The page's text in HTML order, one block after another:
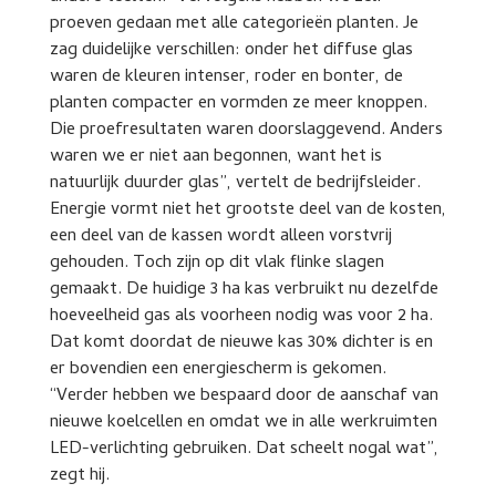
proeven gedaan met alle categorieën planten. Je
zag duidelijke verschillen: onder het diffuse glas
waren de kleuren intenser, roder en bonter, de
planten compacter en vormden ze meer knoppen.
Die proefresultaten waren doorslaggevend. Anders
waren we er niet aan begonnen, want het is
natuurlijk duurder glas”, vertelt de bedrijfsleider.
Energie vormt niet het grootste deel van de kosten,
een deel van de kassen wordt alleen vorstvrij
gehouden. Toch zijn op dit vlak flinke slagen
gemaakt. De huidige 3 ha kas verbruikt nu dezelfde
hoeveelheid gas als voorheen nodig was voor 2 ha.
Dat komt doordat de nieuwe kas 30% dichter is en
er bovendien een energiescherm is gekomen.
“Verder hebben we bespaard door de aanschaf van
nieuwe koelcellen en omdat we in alle werkruimten
LED-verlichting gebruiken. Dat scheelt nogal wat”,
zegt hij.